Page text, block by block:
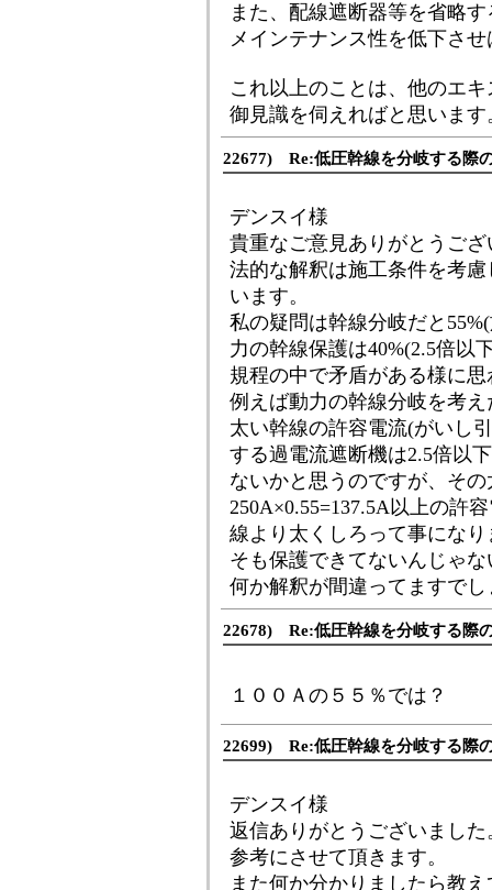
また、配線遮断器等を省略
メインテナンス性を低下さ
これ以上のことは、他のエ
御見識を伺えればと思います
22677) Re:低圧幹線を分岐する際
デンスイ様
貴重なご意見ありがとうご
法的な解釈は施工条件を考
います。
私の疑問は幹線分岐だと
力の幹線保護は40%(2.5倍以
規程の中で矛盾がある様に
例えば動力の幹線分岐を考え
太い幹線の許容電流(がいし
する過電流遮断機は2.5倍以
ないかと思うのですが、そ
250A×0.55=137.5A以上の許
線より太くしろって事にな
そも保護できてないんじゃ
何か解釈が間違ってますでし
22678) Re:低圧幹線を分岐する際
１００Ａの５５％では？
22699) Re:低圧幹線を分岐する際
デンスイ様
返信ありがとうございました
参考にさせて頂きます。
また何か分かりましたら教